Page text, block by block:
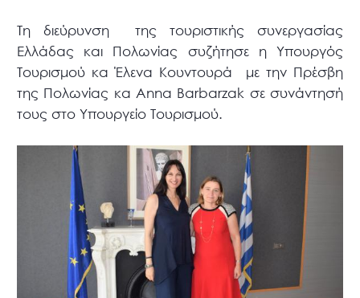
Τη διεύρυνση της τουριστικής συνεργασίας
Ελλάδας και Πολωνίας συζήτησε η Υπουργός
Τουρισμού κα Έλενα Κουντουρά με την Πρέσβη
της Πολωνίας κα Anna Barbarzak σε συνάντησή
τους στο Υπουργείο Τουρισμού.